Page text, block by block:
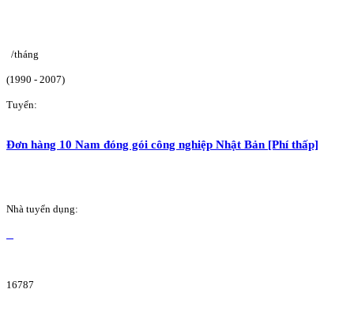
/tháng
(1990 - 2007)
Tuyển:
Đơn hàng 10 Nam đóng gói công nghiệp Nhật Bản [Phí thấp]
Nhà tuyển dụng:
16787